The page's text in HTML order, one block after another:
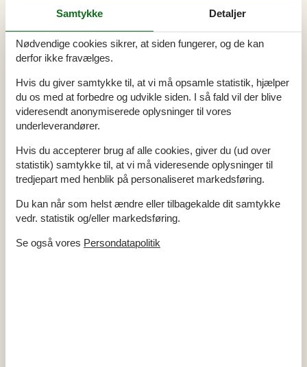
Ligger nær ved/på campingplads
Opvarmning, Elvarme
Renoveret 2025
Selvbetjent check-in
Støvsuger
El artikler
1 TV
Internet (trådløst)
Netflix
I nærheden
Afs. til nærmeste vand/badning 80 m
Afstand lufthavn BLL
105 km
Afstand til alt. vand/badning 500 m
Afstand til fiskemulighed 80 m
Afstand til indkøb 300 m
Fitness center 300 m
Samtykke Detaljer
Nødvendige cookies sikrer, at siden fungerer, og de kan
derfor ikke fravælges.
Hvis du giver samtykke til, at vi må opsamle statistik, hjælper
du os med at forbedre og udvikle siden. I så fald vil der blive
videresendt anonymiserede oplysninger til vores
underleverandører.
Hvis du accepterer brug af alle cookies, giver du (ud over
statistik) samtykke til, at vi må videresende oplysninger til
tredjepart med henblik på personaliseret markedsføring.
Du kan når som helst ændre eller tilbagekalde dit samtykke
vedr. statistik og/eller markedsføring.
Se også vores Persondatapolitik